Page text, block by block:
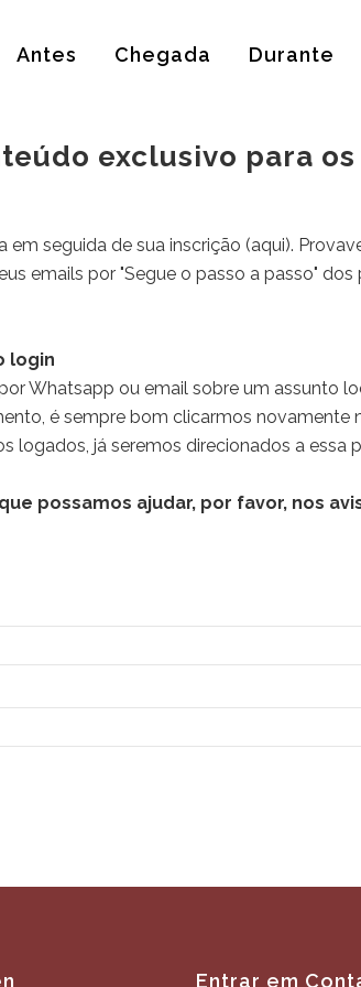
Antes Chegada Durante
exclusivo para
em seguida de sua inscrição (aqui).
emails por "Segue o passo a passo" dos
login
Whatsapp ou email sobre um assunto
é sempre bom clicarmos novamente
logados, já seremos direcionados a
possamos ajudar, por favor, nos
Entrar em